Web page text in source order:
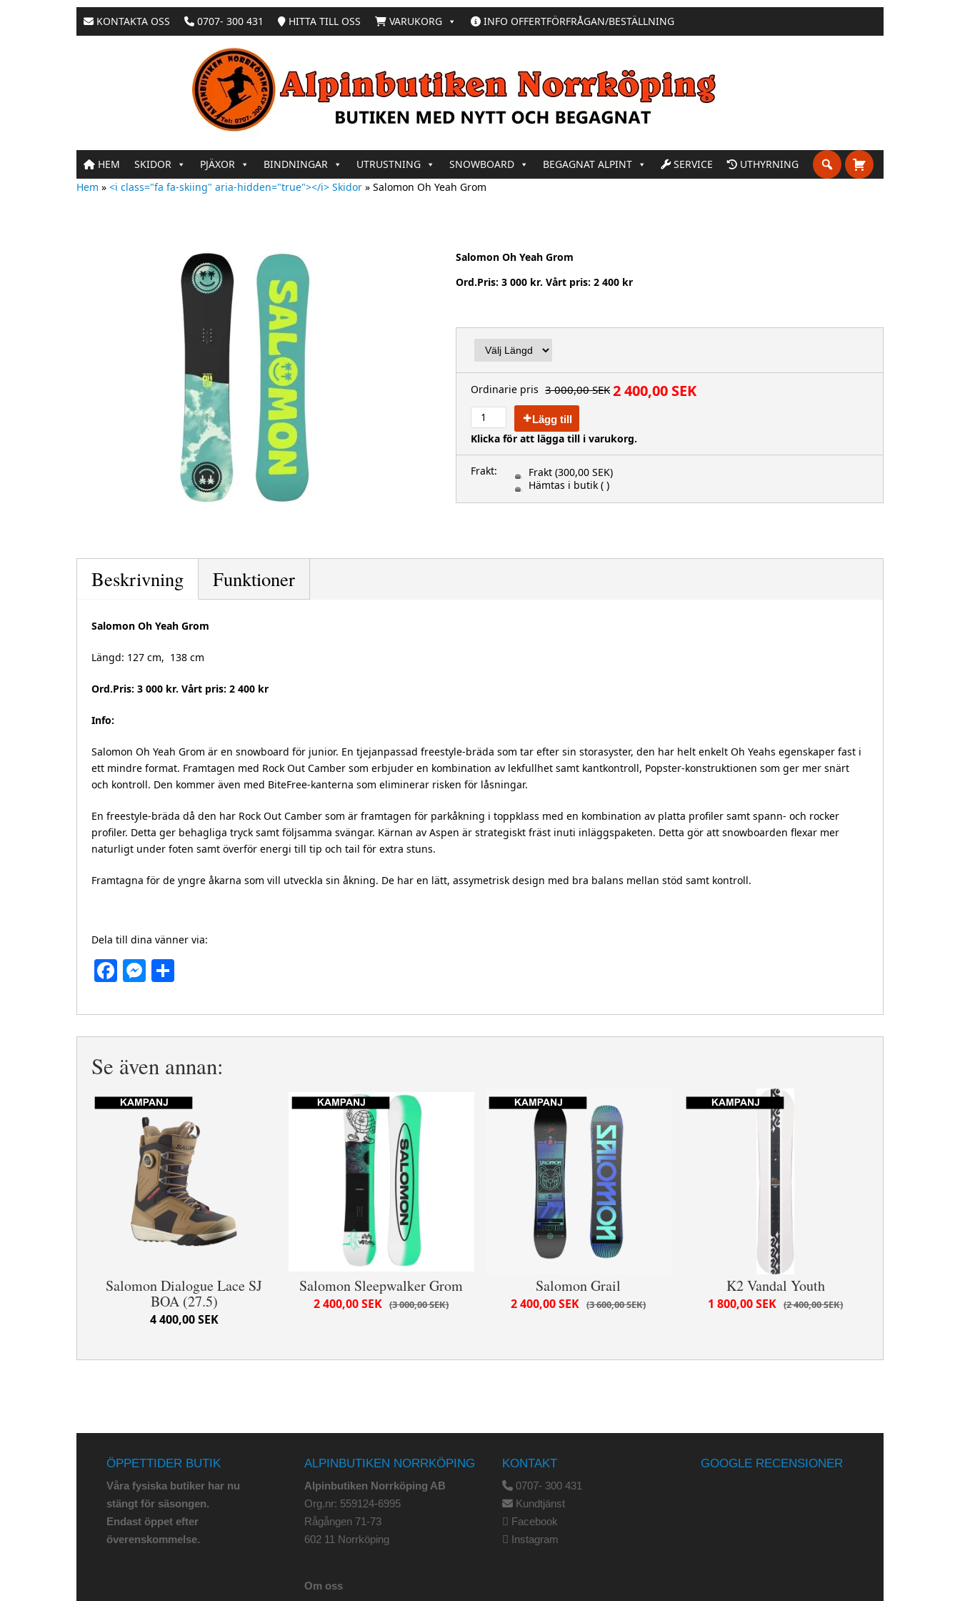
KONTAKTA OSS 0707- 300 431 HITTA TILL OSS VARUKORG INFO OFFERTFÖRFRÅGAN/BESTÄLLNING
HEM SKIDOR PJÄXOR BINDNINGAR UTRUSTNING SNOWBOARD BEGAGNAT ALPINT SERVICE
UTHYRNING
Hem » <i class="fa fa-skiing" aria-hidden="true"></i> Skidor » Salomon Oh Yeah Grom
Salomon Oh Yeah Grom
Ord.Pris: 3 000 kr. Vårt pris: 2 400 kr
Ordinarie pris 3 000,00 SEK 2 400,00 SEK
Lägg till
Klicka för att lägga till i varukorg.
Frakt: Frakt (300,00 SEK)
Hämtas i butik ( )
Beskrivning Funktioner
Salomon Oh Yeah Grom
Längd: 127 cm, 138 cm
Ord.Pris: 3 000 kr. Vårt pris: 2 400 kr
Info:
Salomon Oh Yeah Grom är en snowboard för junior. En tjejanpassad freestyle-bräda som tar efter sin storasyster, den har helt enkelt Oh Yeahs egenskaper fast i
ett mindre format. Framtagen med Rock Out Camber som erbjuder en kombination av lekfullhet samt kantkontroll, Popster-konstruktionen som ger mer snärt
och kontroll. Den kommer även med BiteFree-kanterna som eliminerar risken för låsningar.
En freestyle-bräda då den har Rock Out Camber som är framtagen för parkåkning i toppklass med en kombination av platta profiler samt spann- och rocker
profiler. Detta ger behagliga tryck samt följsamma svängar. Kärnan av Aspen är strategiskt fräst inuti inläggspaketen. Detta gör att snowboarden flexar mer
naturligt under foten samt överför energi till tip och tail för extra stuns.
Framtagna för de yngre åkarna som vill utveckla sin åkning. De har en lätt, assymetrisk design med bra balans mellan stöd samt kontroll.
Dela till dina vänner via:
Facebook
Messenger
Se även annan:
Salomon Dialogue Lace SJ
BOA (27.5)
4 400,00 SEK
Salomon Sleepwalker Grom
3 000,00 SEK
2 400,00 SEK
Salomon Grail
3 600,00 SEK
2 400,00 SEK
K2 Vandal Youth
2 400,00 SEK
1 800,00 SEK
ÖPPETTIDER BUTIK
Våra fysiska butiker har nu
stängt för säsongen.
Endast öppet efter
överenskommelse.
ALPINBUTIKEN NORRKÖPING
Alpinbutiken Norrköping AB
Org.nr: 559124-6995
Rågången 71-73
602 11 Norrköping
Om oss
KONTAKT
0707- 300 431
Kundtjänst
Facebook
Instagram
GOOGLE RECENSIONER